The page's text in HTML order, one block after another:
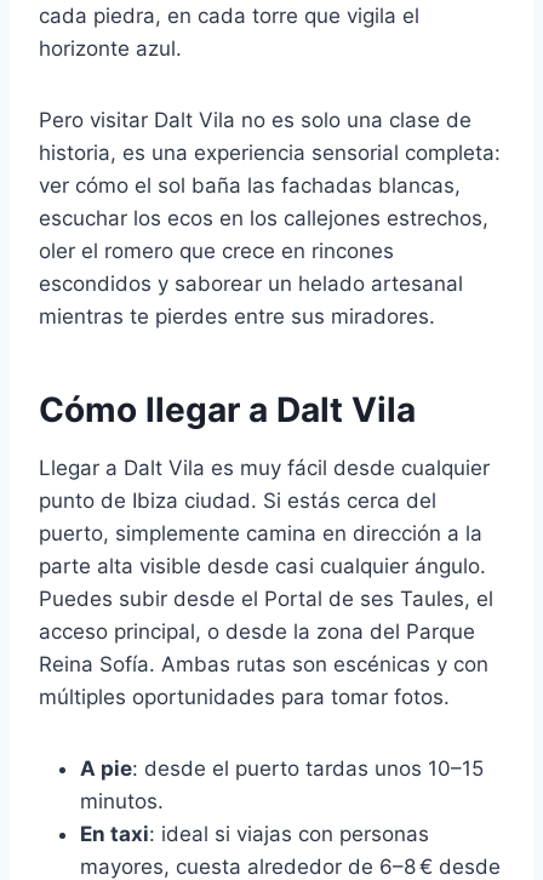
cada piedra, en cada torre que vigila el
horizonte azul.
Pero visitar Dalt Vila no es solo una clase de
historia, es una experiencia sensorial completa:
ver cómo el sol baña las fachadas blancas,
escuchar los ecos en los callejones estrechos,
oler el romero que crece en rincones
escondidos y saborear un helado artesanal
mientras te pierdes entre sus miradores.
Cómo llegar a Dalt Vila
Llegar a Dalt Vila es muy fácil desde cualquier
punto de Ibiza ciudad. Si estás cerca del
puerto, simplemente camina en dirección a la
parte alta visible desde casi cualquier ángulo.
Puedes subir desde el Portal de ses Taules, el
acceso principal, o desde la zona del Parque
Reina Sofía. Ambas rutas son escénicas y con
múltiples oportunidades para tomar fotos.
A pie: desde el puerto tardas unos 10–15
minutos.
En taxi: ideal si viajas con personas
mayores, cuesta alrededor de 6–8 € desde